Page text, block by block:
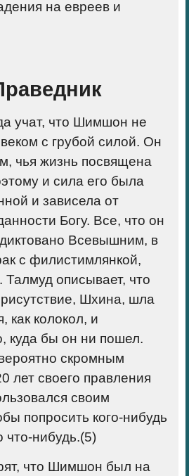
на евреев и
учат, что Шимшон не
с грубой силой. Он
чья жизнь посвящена
и сила его была
и зависела от
Богу. Все, что он
Всевышним, в
с филистимлянкой,
описывает, что
Шхина, шла
как колокол, и
куда бы он ни пошел.
скромным
лет своего правления
своим
попросить кого-нибудь
что-нибудь.(5)
что Шимшон был на